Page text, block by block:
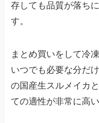
存しても品質が落ち
す。
まとめ買いをして冷
いつでも必要な分だ
の国産生スルメイカ
ての適性が非常に高